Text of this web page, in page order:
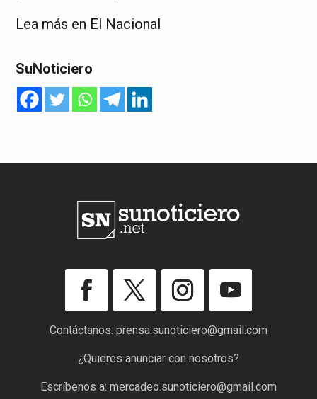
Lea más en El Nacional
SuNoticiero
Contáctanos: prensa.sunoticiero@gmail.com
¿Quieres anunciar con nosotros?
Escríbenos a: mercadeo.sunoticiero@gmail.com